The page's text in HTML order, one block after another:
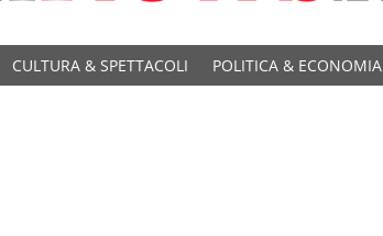
CULTURA & SPETTACOLI POLITICA & ECONOMIA